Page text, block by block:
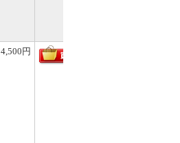
4,500円